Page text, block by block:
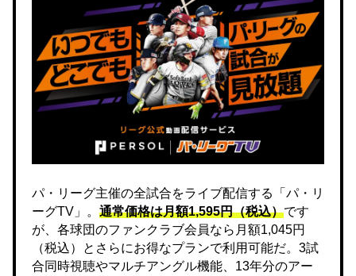
パ・リーグ主催の全試合をライブ配信する「パ・リ
ーグTV」。 通常価格は月額1,595円（税込）です
が、各球団のファンクラブ会員なら月額1,045円
（税込）とさらにお得なプランで利用可能だ。3試
合同時視聴やマルチアングル機能、13年分のアー